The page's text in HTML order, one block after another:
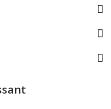
of kantoor, terwijl de
met een USB-A kabel
aansluiten.